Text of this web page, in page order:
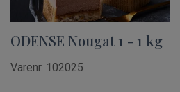
ODENSE Nougat 1 - 1 kg
Varenr. 102025